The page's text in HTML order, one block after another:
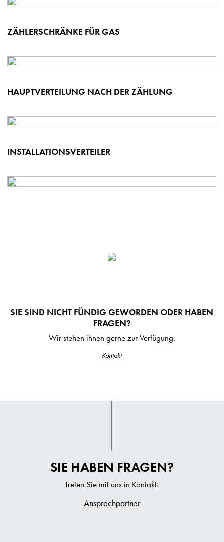
ZÄHLERSCHRÄNKE FÜR GAS
HAUPTVERTEILUNG NACH DER ZÄHLUNG
INSTALLATIONSVERTEILER
SIE SIND NICHT FÜNDIG GEWORDEN ODER HABEN
FRAGEN?
Wir stehen ihnen gerne zur Verfügung.
Kontakt
SIE HABEN FRAGEN?
Treten Sie mit uns in Kontakt!
Ansprechpartner